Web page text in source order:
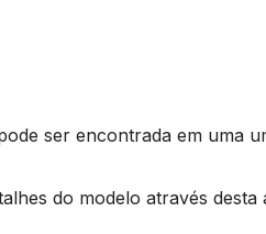
ser encontrada em uma
do modelo através